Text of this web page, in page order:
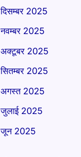
दिसम्बर 2025
नवम्बर 2025
अक्टूबर 2025
सितम्बर 2025
अगस्त 2025
जुलाई 2025
जून 2025